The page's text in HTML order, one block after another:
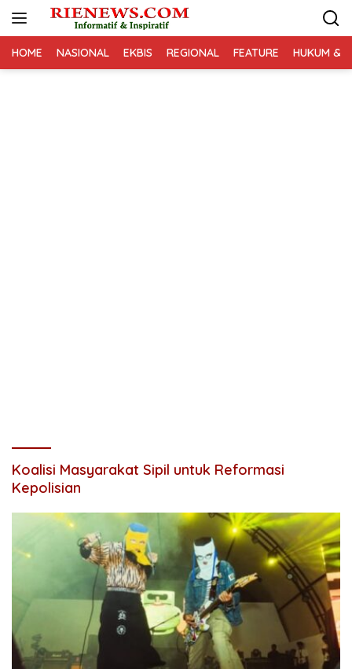
HOME NASIONAL EKBIS REGIONAL FEATURE HUKUM &
Koalisi Masyarakat Sipil untuk Reformasi
Kepolisian